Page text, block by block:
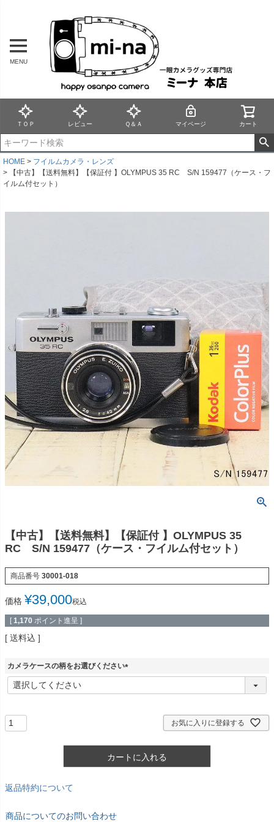
MENU
ＴＯＰ レビュー Ｑ＆Ａ マイページ カート
HOME
フイルムカメラ・レンズ
【中古】【送料無料】【保証付 】OLYMPUS 35 RC S/N 159477（ケース・フ
イルム付セット）
【中古】【送料無料】【保証付 】OLYMPUS 35
RC S/N 159477（ケース・フイルム付セット）
商品番号 30001-018
価格 ¥39,000税込
[ 1,170 ポイント進呈 ]
送料込
カメラケースの柄をお選びください
(
お気に入りに登録する
カートに入れる
返品特約について
商品についてのお問い合わせ